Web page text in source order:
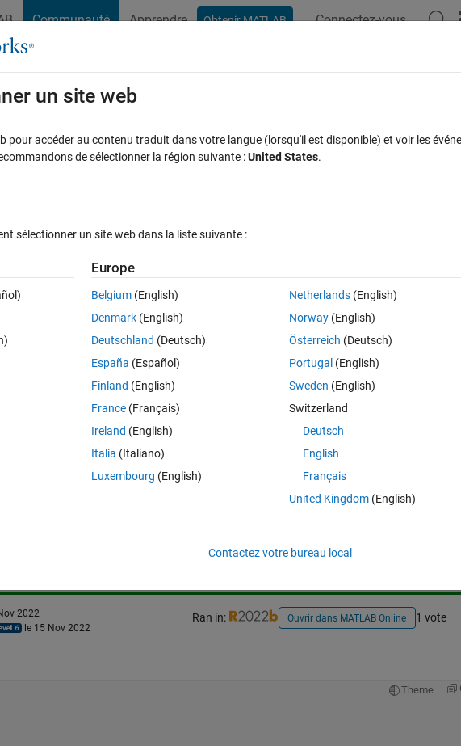
Communauté Apprendre Obtenir MATLAB Connectez-vous
Cody
Parcourir
大​値、最小値を出すには​どうすればいいですか​
の最大値, 最小値を出す方法をご教授ください。
Connectez-vous pour répondre à cette
2022
le 15 Nov 2022
Ran in: Ouvrir dans MATLAB Online 1 vote
Theme
un site web
pour accéder au contenu traduit dans votre langue (lorsqu'il est disponible) et voir les
de sélectionner la région suivante :United States.
sélectionner un site web dans la liste suivante :
Europe
Belgium (English)
Denmark (English)
Deutschland (Deutsch)
España (Español)
Finland (English)
France (Français)
Ireland (English)
Italia (Italiano)
Luxembourg (English)
Netherlands(English)
Norway(English)
Österreich (Deutsch)
Portugal (English)
Sweden (English)
Switzerland
Deutsch
English
Français
United Kingdom(English)
Contactez votre bureau local